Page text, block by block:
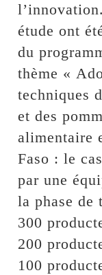
étude ont
du
thème «
techniques
et des
alimentaire
Faso : le
par une
la phase de
300
200
100